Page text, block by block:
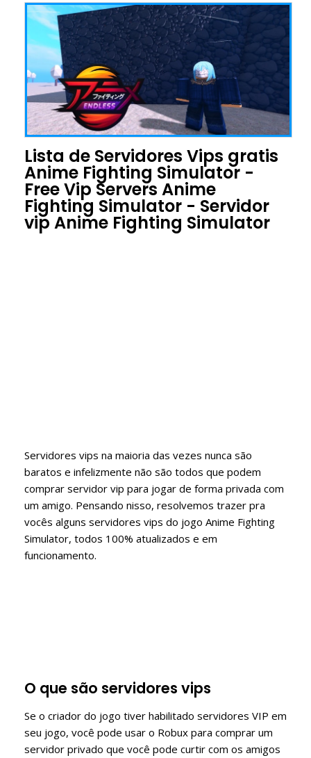
Lista de Servidores Vips gratis
Anime Fighting Simulator -
Free Vip Servers Anime
Fighting Simulator - Servidor
vip Anime Fighting Simulator
Servidores vips na maioria das vezes nunca são
baratos e infelizmente não são todos que podem
comprar servidor vip para jogar de forma privada com
um amigo. Pensando nisso, resolvemos trazer pra
vocês alguns servidores vips do jogo Anime Fighting
Simulator, todos 100% atualizados e em
funcionamento.
O que são servidores vips
Se o criador do jogo tiver habilitado servidores VIP em
seu jogo, você pode usar o Robux para comprar um
servidor privado que você pode curtir com os amigos